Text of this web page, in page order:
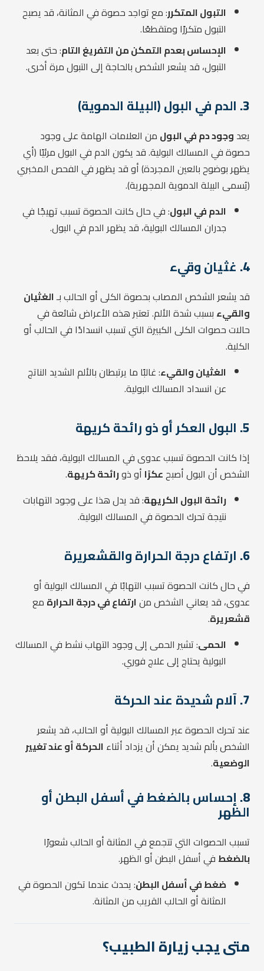
التبول المتكرر: مع تواجد حصوة في المثانة، قد يصبح
التبول متكررًا ومتقطعًا.
الإحساس بعدم التمكن من التفريغ التام: حتى بعد
التبول، قد يشعر الشخص بالحاجة إلى التبول مرة أخرى.
3. الدم في البول (البيلة الدموية)
يعد وجود دم في البول من العلامات الهامة على وجود
حصوة في المسالك البولية. قد يكون الدم في البول مرئيًا (أي
يظهر بوضوح بالعين المجردة) أو قد يظهر في الفحص المخبري
(يُسمى البيلة الدموية المجهرية).
الدم في البول: في حال كانت الحصوة تسبب تهيجًا في
جدران المسالك البولية، قد يظهر الدم في البول.
4. غثيان وقيء
قد يشعر الشخص المصاب بحصوة الكلى أو الحالب بـالغثيان
والقيء بسبب شدة الألم. تعتبر هذه الأعراض شائعة في
حالات حصوات الكلى الكبيرة التي تسبب انسدادًا في الحالب أو
الكلية.
الغثيان والقيء: غالبًا ما يرتبطان بالألم الشديد الناتج
عن انسداد المسالك البولية.
5. البول العكر أو ذو رائحة كريهة
إذا كانت الحصوة تسبب عدوى في المسالك البولية، فقد يلاحظ
الشخص أن البول أصبحعكرًا أو ذورائحة كريهة.
رائحة البول الكريهة: قد يدل هذا على وجود التهابات
نتيجة تحرك الحصوة في المسالك البولية.
6. ارتفاع درجة الحرارة والقشعريرة
في حال كانت الحصوة تسبب التهابًا في المسالك البولية أو
عدوى، قد يعاني الشخص منارتفاع في درجة الحرارة مع
قشعريرة.
الحمى: تشير الحمى إلى وجود التهاب نشط في المسالك
البولية يحتاج إلى علاج فوري.
7. آلام شديدة عند الحركة
عند تحرك الحصوة عبر المسالك البولية أو الحالب، قد يشعر
الشخص بألم شديد يمكن أن يزداد أثناء الحركة أو عند تغيير
الوضعية.
8. إحساس بالضغط في أسفل البطن أو
الظهر
تسبب الحصوات التي تتجمع في المثانة أو الحالب شعورًا
بالضغط في أسفل البطن أو الظهر.
ضغط في أسفل البطن: يحدث عندما تكون الحصوة في
المثانة أو الحالب القريب من المثانة.
متى يجب زيارة الطبيب؟